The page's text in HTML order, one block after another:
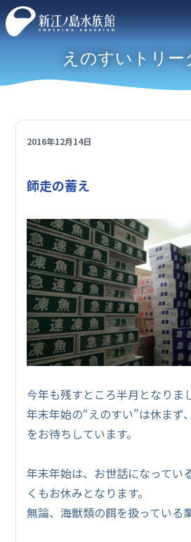
えのすいトリー
2016年12月14日
師走の蓄え
今年も残すところ半月となりま
年末年始の“えのすい”は休まず
をお待ちしています。
年末年始は、お世話になってい
くもお休みとなります。
無論、海獣類の餌を扱っている